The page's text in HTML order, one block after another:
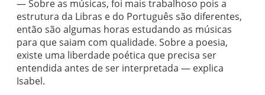
— Sobre as músicas, foi mais trabalhoso pois a
estrutura da Libras e do Português são diferentes,
então são algumas horas estudando as músicas
para que saiam com qualidade. Sobre a poesia,
existe uma liberdade poética que precisa ser
entendida antes de ser interpretada — explica
Isabel.